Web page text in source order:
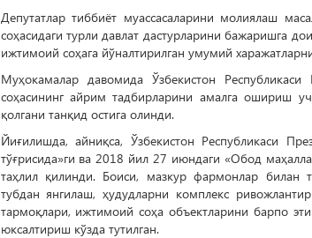
Депутатлар тиббиёт муассасаларини молиялаш
соҳасидаги турли давлат дастурларини бажаришга
ижтимоий соҳага йўналтирилган умумий
Муҳокамалар давомида Ўзбекистон
соҳасининг айрим тадбирларини амалга ошириш
қолгани танқид остига олинди.
Йиғилишда, айниқса, Ўзбекистон Республикаси
тўғрисида»ги ва 2018 йил 27 июндаги «Обод
таҳлил қилинди. Боиси, мазкур фармонлар билан
тубдан янгилаш, ҳудудларни комплекс
тармоқлари, ижтимоий соҳа объектларини барпо
юксалтириш кўзда тутилган.